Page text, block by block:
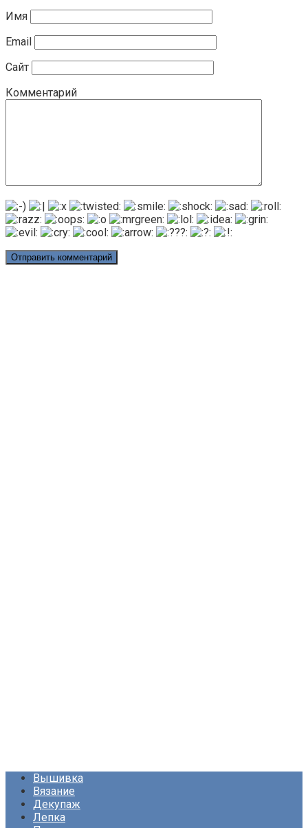
Имя
Email
Сайт
Комментарий
Вышивка
Вязание
Декупаж
Лепка